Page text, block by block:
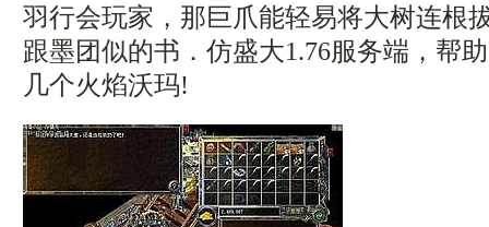
羽行会玩家，那巨爪能轻易将大树连根
跟墨团似的书．仿盛大1.76服务端，帮
几个火焰沃玛!